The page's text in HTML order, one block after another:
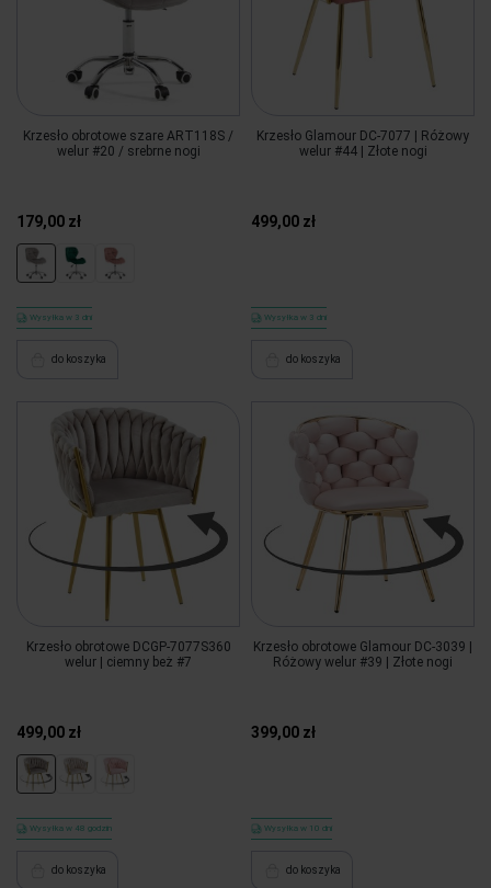
Krzesło obrotowe szare ART118S /
welur #20 / srebrne nogi
179,00 zł
Wysyłka w 3 dni
do koszyka
Krzesło Glamour DC-7077 | Różowy
welur #44 | Złote nogi
499,00 zł
Wysyłka w 3 dni
do koszyka
Krzesło obrotowe DCGP-7077S360
welur | ciemny beż #7
499,00 zł
Wysyłka w 48 godzin
do koszyka
Krzesło obrotowe Glamour DC-3039 |
Różowy welur #39 | Złote nogi
399,00 zł
Wysyłka w 10 dni
do koszyka